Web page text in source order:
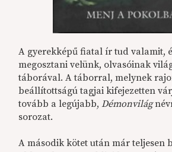
A gyerekképű fiatal ír tud valamit,
megosztani velünk, olvasóinak
táborával. A táborral, melynek
beállítottságú tagjai kifejezetten
tovább a legújabb,Démonvilág
sorozat.
A második kötet után már teljesen